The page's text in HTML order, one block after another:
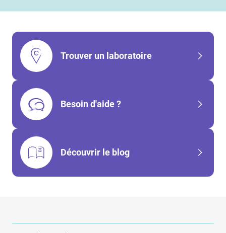
Trouver un laboratoire
Besoin d'aide ?
Découvrir le blog